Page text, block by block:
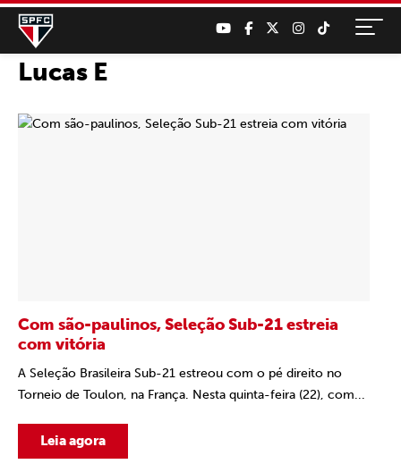
Lucas E
Com são-paulinos, Seleção Sub-21 estreia
com vitória
A Seleção Brasileira Sub-21 estreou com o pé direito no
Torneio de Toulon, na França. Nesta quinta-feira (22), com...
Leia agora